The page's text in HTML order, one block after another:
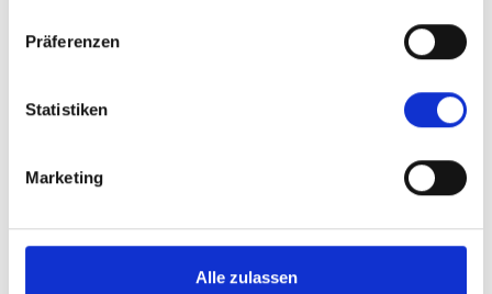
Präferenzen
Statistiken
Marketing
Alle zulassen
Ort